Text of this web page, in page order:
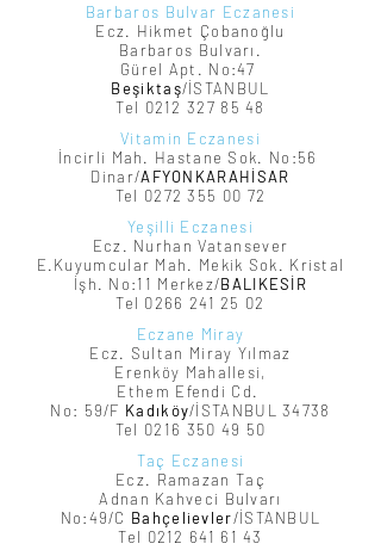
Barbaros Bulvar Eczanesi
Ecz. Hikmet Çobanoğlu
Barbaros Bulvarı.
Gürel Apt . No:47
Beşiktaş/İSTANBUL
Tel 0212 327 85 48
Vitamin Eczanesi
İncirli Mah. Hastane Sok. No:56
Dinar/AFYONKARAHİSAR
Tel 0272 355 00 72
Yeşilli Eczanesi
Ecz. Nurhan Vatansever
E.Kuyumcular Mah. Mekik Sok. Kristal
İşh. No:11 Merkez/BALIKESİR
Tel 0266 241 25 02
Eczane Miray
Ecz. Sultan Miray Yılmaz
Erenköy Mahallesi,
Ethem Efendi Cd.
No: 59/F Kadıköy/İSTANBUL 34738
Tel 0216 350 49 50
Taç Eczanesi
Ecz. Ramazan Taç
Adnan Kahveci Bulvarı
No:49/C Bahçelievler/İSTANBUL
Tel 0212 641 61 43